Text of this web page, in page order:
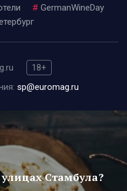
# GermanWineDay
18+
sp@euromag.ru
Стамбула?